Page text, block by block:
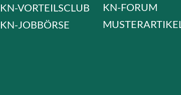
KN-VORTEILSCLUB
KN-JOBBÖRSE
KN-FORUM
MUSTERARTIKEL